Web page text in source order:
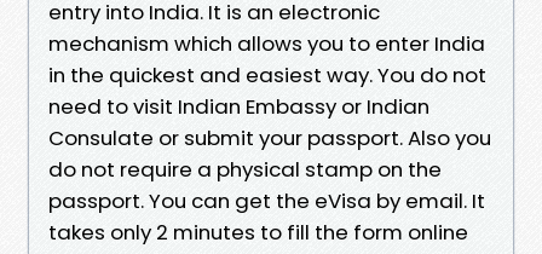
entry into India. It is an electronic
mechanism which allows you to enter India
in the quickest and easiest way. You do not
need to visit Indian Embassy or Indian
Consulate or submit your passport. Also you
do not require a physical stamp on the
passport. You can get the eVisa by email. It
takes only 2 minutes to fill the form online